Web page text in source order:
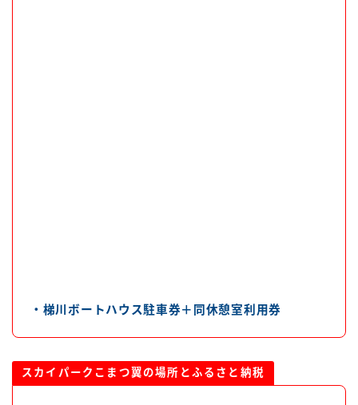
・梯川ボートハウス駐車券＋同休憩室利用券
スカイパークこまつ翼の場所とふるさと納税